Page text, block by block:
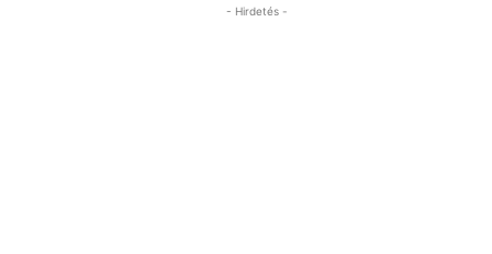
- Hirdetés -